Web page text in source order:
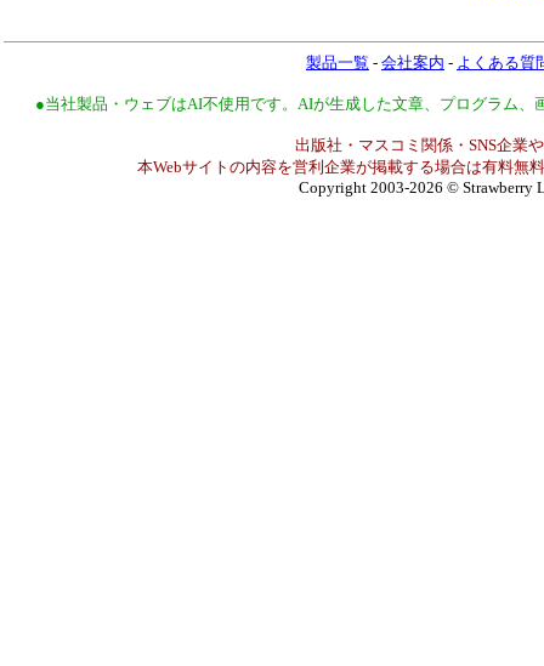
製品一覧 - 会社案内 - よくある質
●当社製品・ウェブはAI不使用です。AIが生成した文章、プログラム
出版社・マスコミ関係・SNS企業
本Webサイトの内容を営利企業が掲載する場合は有料無
Copyright 2003-2026 © Strawberry